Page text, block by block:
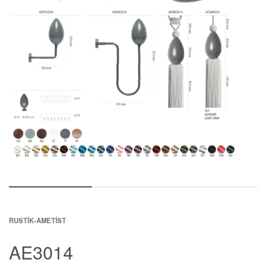
RUSTIK›AMETIST
AE3014